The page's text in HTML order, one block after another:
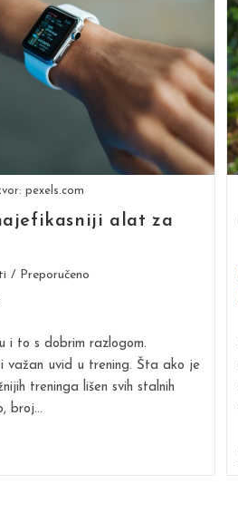
pexels.com
alat za
/ Preporučeno
i to s dobrim razlogom.
važan uvid u trening. Šta ako je
treninga lišen svih stalnih
broj…